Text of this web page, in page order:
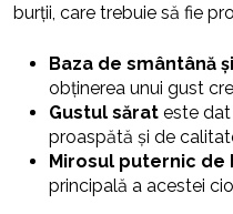
burții, care trebuie să fie
Baza de smântână
obținerea unui gust
Gustul sărat este dat
proaspătă și de
Mirosul puternic de
principală a acestei